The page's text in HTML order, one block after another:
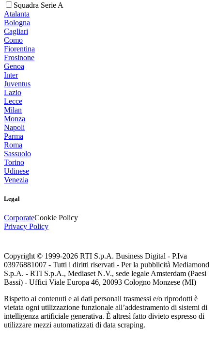
Squadra Serie A
Atalanta
Bologna
Cagliari
Como
Fiorentina
Frosinone
Genoa
Inter
Juventus
Lazio
Lecce
Milan
Monza
Napoli
Parma
Roma
Sassuolo
Torino
Udinese
Venezia
Legal
CorporateCookie Policy
Privacy Policy
Copyright © 1999-2026 RTI S.p.A. Business Digital - P.Iva
03976881007 - Tutti i diritti riservati - Per la pubblicità Mediamond
S.p.A. - RTI S.p.A., Mediaset N.V., sede legale Amsterdam (Paesi
Bassi) - Uffici Viale Europa 46, 20093 Cologno Monzese (MI)
Rispetto ai contenuti e ai dati personali trasmessi e/o riprodotti è
vietata ogni utilizzazione funzionale all’addestramento di sistemi di
intelligenza artificiale generativa. È altresì fatto divieto espresso di
utilizzare mezzi automatizzati di data scraping.